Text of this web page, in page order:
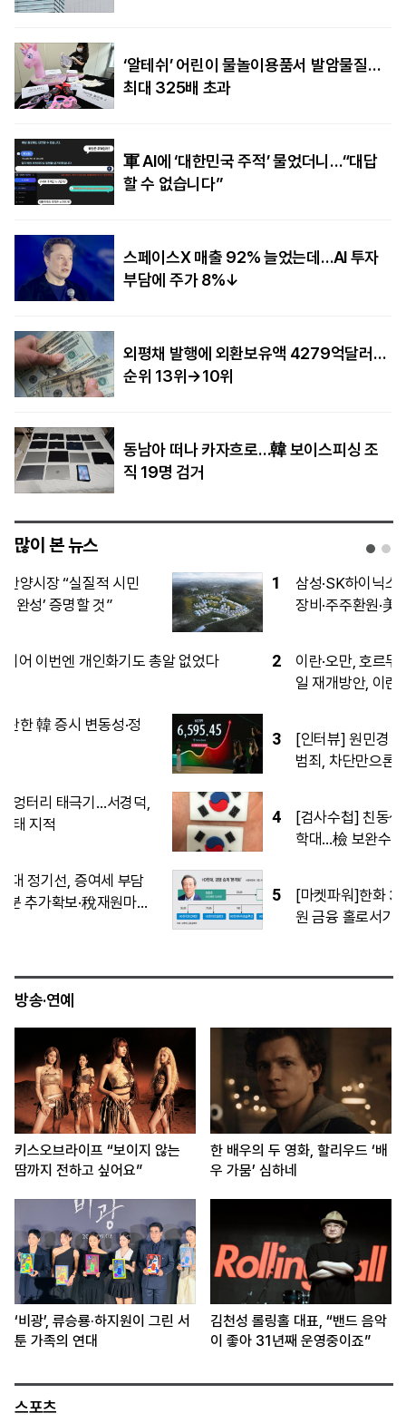
‘알테쉬’ 어린이 물놀이용품서 발암물질…
최대 325배 초과
軍 AI에 ‘대한민국 주적’ 물었더니…“대답
할 수 없습니다”
스페이스X 매출 92% 늘었는데…AI 투자
부담에 주가 8%↓
외평채 발행에 외환보유액 4279억달러…
순위 13위→10위
동남아 떠나 카자흐로…韓 보이스피싱 조
직 19명 검거
많이 본 뉴스
1
삼성·SK하이닉스, 美 규제 위험 분산…中
장비·주주환원·美 상장 ‘3중 카드’
2
이란·오만, 호르무즈 항로 좌표 합의…60
[인터뷰] 원민경 성평등부 장관 “디지털성
범죄, 차단만으론 부족…컨트롤타워로 뿌
4
[검사수첩] 친동생 죽음 뒤 감춰진 수년간
학대…檢 보완수사가 찾아낸 ‘5000쪽 일
5
[마켓파워]한화 3세 독립경영 시동…김동
원 금융 홀로서기 시나리오는
방송·연예
키스오브라이프 “보이지 않는
땀까지 전하고 싶어요”
한 배우의 두 영화, 할리우드 ‘배
우 가뭄’ 심하네
‘비광’, 류승룡·하지원이 그린 서
툰 가족의 연대
김천성 롤링홀 대표, “밴드 음악
이 좋아 31년째 운영중이죠”
스포츠